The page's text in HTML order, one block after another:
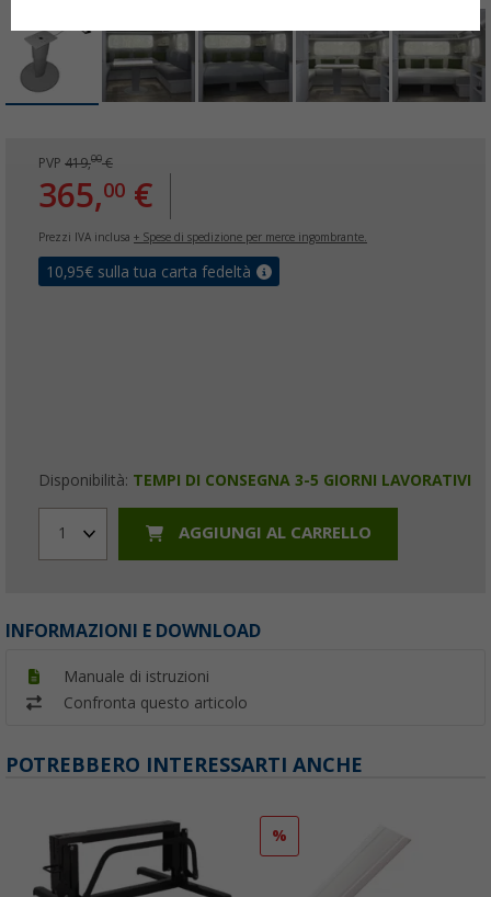
PVP 419,00€
365,00 €
Prezzi IVA inclusa + Spese di spedizione per merce ingombrante.
10,95€ sulla tua carta fedeltà
Disponibilità: TEMPI DI CONSEGNA 3-5 GIORNI LAVORATIVI
1 AGGIUNGI AL CARRELLO
INFORMAZIONI E DOWNLOAD
Manuale di istruzioni
Confronta questo articolo
POTREBBERO INTERESSARTI ANCHE
%